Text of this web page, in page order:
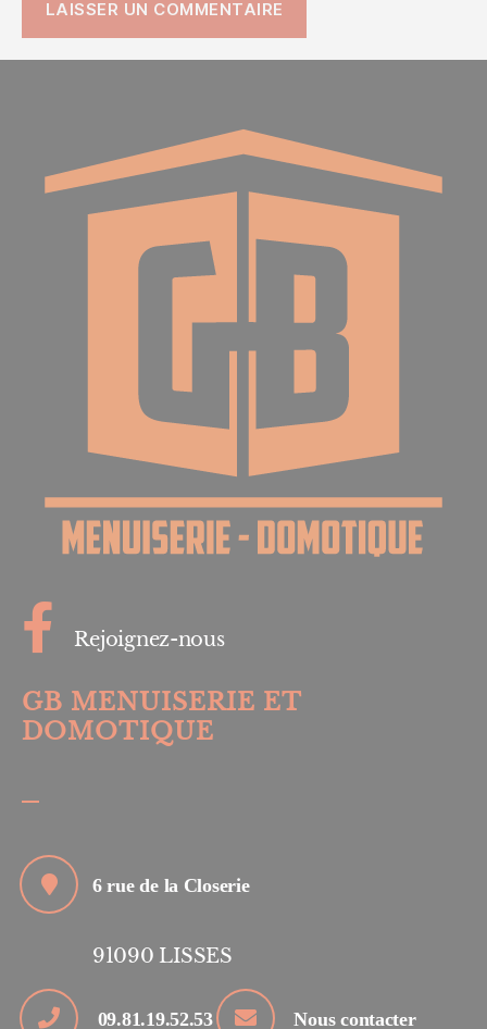
Rejoignez-nous
GB MENUISERIE ET
DOMOTIQUE
6 rue de la Closerie
91090 LISSES
09.81.19.52.53 Nous contacter